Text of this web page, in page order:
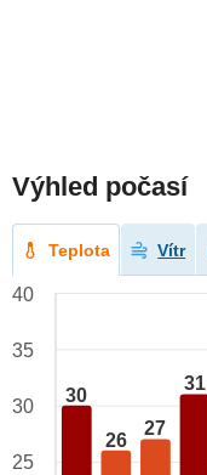
Výhled počasí
Teplota Vítr
30
26
27
31
40
35
30
25